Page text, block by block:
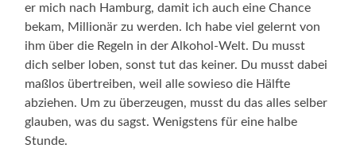
er mich nach Hamburg, damit ich auch eine Chance
bekam, Millionär zu werden. Ich habe viel gelernt von
ihm über die Regeln in der Alkohol-Welt. Du musst
dich selber loben, sonst tut das keiner. Du musst dabei
maßlos übertreiben, weil alle sowieso die Hälfte
abziehen. Um zu überzeugen, musst du das alles selber
glauben, was du sagst. Wenigstens für eine halbe
Stunde.